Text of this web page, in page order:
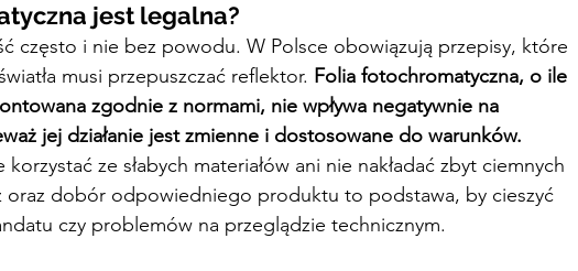
jest legalna?
często i nie bez powodu. W Polsce obowiązują przepisy, które
musi przepuszczać reflektor. Folia fotochromatyczna, o ile
zgodnie z normami, nie wpływa negatywnie na
jej działanie jest zmienne i dostosowane do warunków.
ze słabych materiałów ani nie nakładać zbyt ciemnych
oraz dobór odpowiedniego produktu to podstawa, by cieszyć
czy problemów na przeglądzie technicznym.